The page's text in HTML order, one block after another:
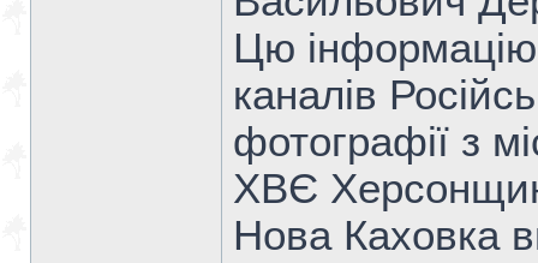
Цю інформацію
каналів
фотографії з
ХВЄ
Нова Каховка